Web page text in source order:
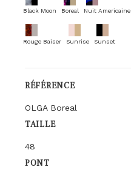
Black Moon Boreal Nuit Americaine
Rouge Baiser Sunrise Sunset
RÉFÉRENCE
OLGA Boreal
TAILLE
48
PONT